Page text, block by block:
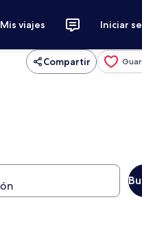
Mis viajes Iniciar
Compartir